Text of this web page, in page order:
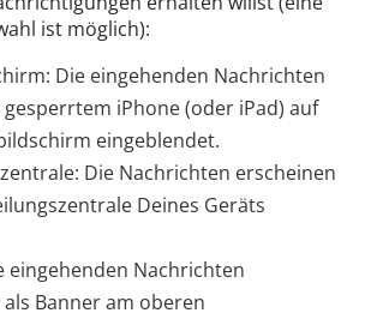
ist möglich):
Die eingehenden Nachrichten
iPhone (oder iPad) auf
eingeblendet.
Die Nachrichten erscheinen
Deines Geräts
eingehenden Nachrichten
Banner am oberen